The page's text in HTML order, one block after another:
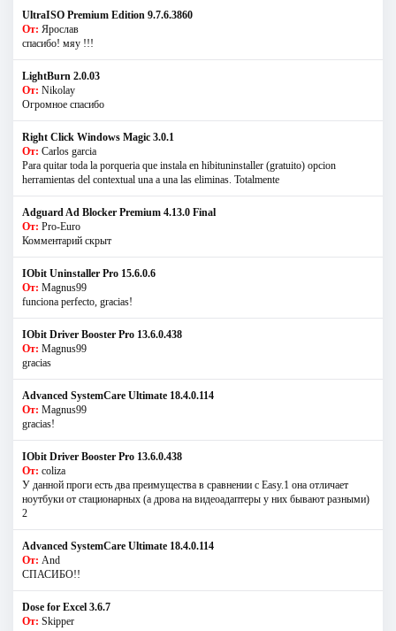
UltraISO Premium Edition 9.7.6.3860
От: Ярослав
спасибо! мяу !!!
LightBurn 2.0.03
От: Nikolay
Огромное спасибо
Right Click Windows Magic 3.0.1
От: Carlos garcia
Para quitar toda la porqueria que instala en hibituninstaller (gratuito) opcion
herramientas del contextual una a una las eliminas. Totalmente
Adguard Ad Blocker Premium 4.13.0 Final
От: Pro-Euro
Комментарий скрыт
IObit Uninstaller Pro 15.6.0.6
От: Magnus99
funciona perfecto, gracias!
IObit Driver Booster Pro 13.6.0.438
От: Magnus99
gracias
Advanced SystemCare Ultimate 18.4.0.114
От: Magnus99
gracias!
IObit Driver Booster Pro 13.6.0.438
От: coliza
У данной проги есть два преимущества в сравнении с Easy.1 она отличает
ноутбуки от стационарных (а дрова на видеоадаптеры у них бывают разными)
2
Advanced SystemCare Ultimate 18.4.0.114
От: And
СПАСИБО!!
Dose for Excel 3.6.7
От: Skipper